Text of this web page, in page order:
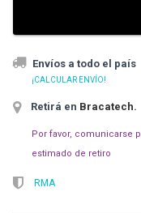
Envíos a todo el país
¡CALCULAR ENVÍO!
Retirá en Bracatech.
Por favor, comunicarse
estimado de retiro
RMA